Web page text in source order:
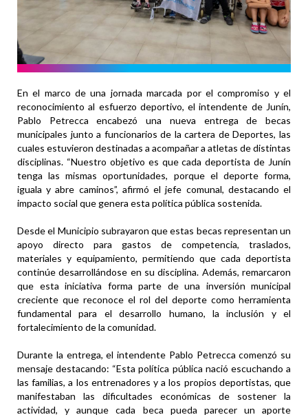
En el marco de una jornada marcada por el compromiso y el
reconocimiento al esfuerzo deportivo, el intendente de Junín,
Pablo Petrecca encabezó una nueva entrega de becas
municipales junto a funcionarios de la cartera de Deportes, las
cuales estuvieron destinadas a acompañar a atletas de distintas
disciplinas. “Nuestro objetivo es que cada deportista de Junín
tenga las mismas oportunidades, porque el deporte forma,
iguala y abre caminos”, afirmó el jefe comunal, destacando el
impacto social que genera esta política pública sostenida.
Desde el Municipio subrayaron que estas becas representan un
apoyo directo para gastos de competencia, traslados,
materiales y equipamiento, permitiendo que cada deportista
continúe desarrollándose en su disciplina. Además, remarcaron
que esta iniciativa forma parte de una inversión municipal
creciente que reconoce el rol del deporte como herramienta
fundamental para el desarrollo humano, la inclusión y el
fortalecimiento de la comunidad.
Durante la entrega, el intendente Pablo Petrecca comenzó su
mensaje destacando: “Esta política pública nació escuchando a
las familias, a los entrenadores y a los propios deportistas, que
manifestaban las dificultades económicas de sostener la
actividad, y aunque cada beca pueda parecer un aporte